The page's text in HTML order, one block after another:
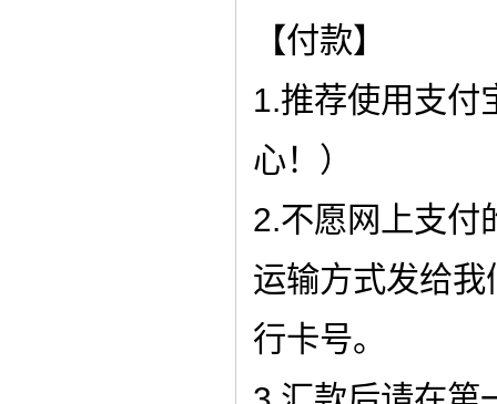
【付款】
1.推荐使用支付
心！）
2.不愿网上支付
运输方式发给
行卡号。